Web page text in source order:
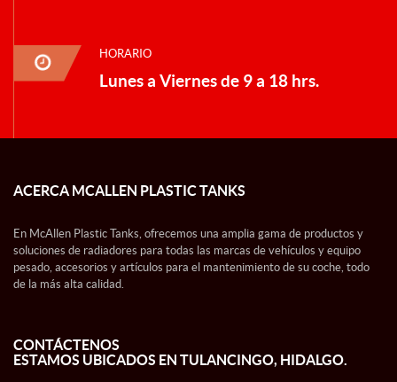
HORARIO
Lunes a Viernes de 9 a 18 hrs.
ACERCA MCALLEN PLASTIC TANKS
En McAllen Plastic Tanks, ofrecemos una amplia gama de productos y
soluciones de radiadores para todas las marcas de vehículos y equipo
pesado, accesorios y artículos para el mantenimiento de su coche, todo
de la más alta calidad.
CONTÁCTENOS
ESTAMOS UBICADOS EN TULANCINGO, HIDALGO.